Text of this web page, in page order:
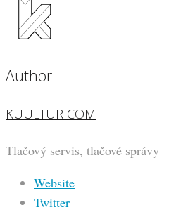
Author
KUULTUR COM
Tlačový servis, tlačové správy
Website
Twitter